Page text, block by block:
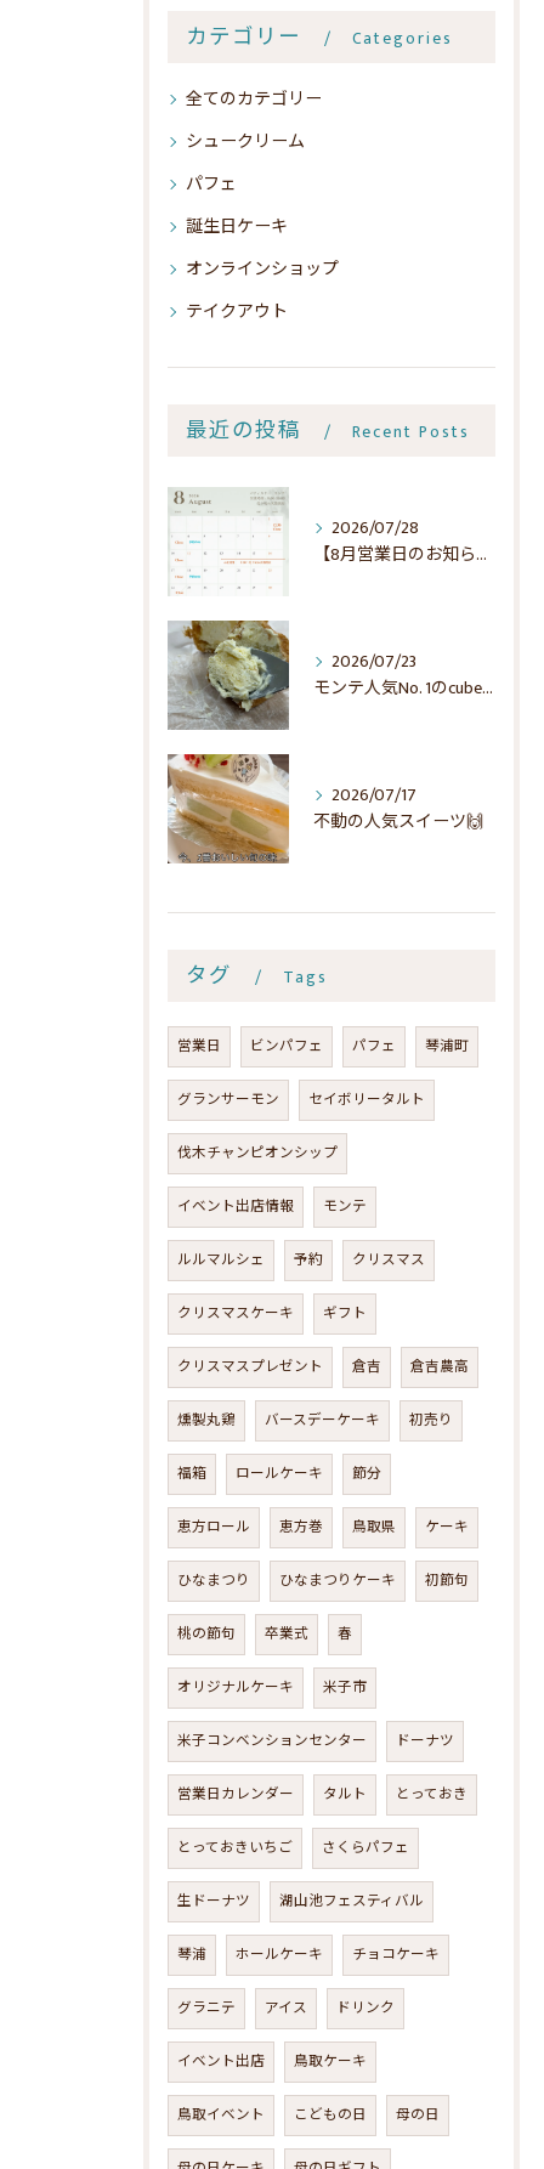
カテゴリー Categories
全てのカテゴリー
シュークリーム
パフェ
誕生日ケーキ
オンラインショップ
テイクアウト
最近の投稿 Recent Posts
2026/07/28
【8月営業日のお知らせ】🌻
2026/07/23
モンテ人気No. 1のcubeでシュー☺️
2026/07/17
不動の人気スイーツ🙌
タグ Tags
営業日 ビンパフェ パフェ 琴浦町
グランサーモン セイボリータルト
伐木チャンピオンシップ
イベント出店情報 モンテ
ルルマルシェ 予約 クリスマス
クリスマスケーキ ギフト
クリスマスプレゼント 倉吉 倉吉農高
燻製丸鶏 バースデーケーキ 初売り
福箱 ロールケーキ 節分
恵方ロール 恵方巻 鳥取県 ケーキ
ひなまつり ひなまつりケーキ 初節句
桃の節句 卒業式 春
オリジナルケーキ 米子市
米子コンベンションセンター ドーナツ
営業日カレンダー タルト とっておき
とっておきいちご さくらパフェ
生ドーナツ 湖山池フェスティバル
琴浦 ホールケーキ チョコケーキ
グラニテ アイス ドリンク
イベント出店 鳥取ケーキ
鳥取イベント こどもの日 母の日